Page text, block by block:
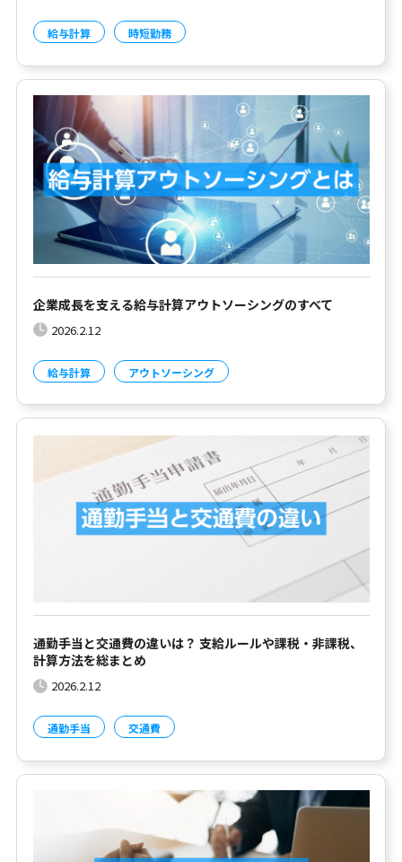
給与計算 時短勤務
企業成長を支える給与計算アウトソーシングのすべて
2026.2.12
給与計算 アウトソーシング
通勤手当と交通費の違いは？ 支給ルールや課税・非課税、
計算方法を総まとめ
2026.2.12
通勤手当 交通費